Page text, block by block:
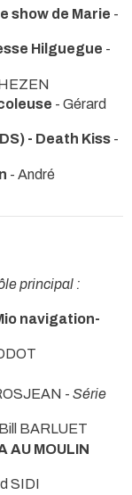
show de Marie -
Hilguegue -
- Gérard
- Death Kiss -
- André
principal :
navigation-
- Série
BARLUET
AU MOULIN
SIDI